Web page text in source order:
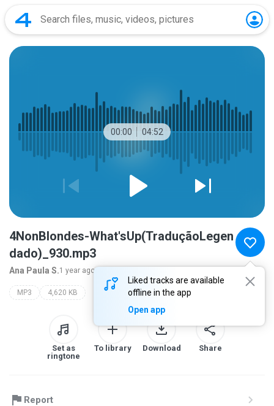
00:00 04:52
Liked tracks are available
offline in the app
Open app
4NonBlondes-What'sUp(TraduçãoLegen
dado)_930.mp3
Ana Paula S.1 year agomore...
MP3 4,620 KB
Set as
ringtone
To library Download Share
Report